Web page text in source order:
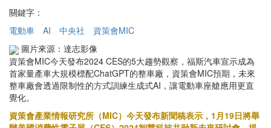
關鍵字：
電動車
AI 中央社
資策會MIC
圖片來源：達志影像
資策會MIC今天發布2024 CES的5大趨勢觀察，福斯汽車宣示成為
首家量產車大規模標配ChatGPT的整車廠，資策會MIC預期，未來
整車廠會透過限制性的方式訓練生成式AI，讓電動車座艙應用更直
覺化。
資策會產業情報研究所（MIC）今天發布新聞稿表示，1月19日將舉